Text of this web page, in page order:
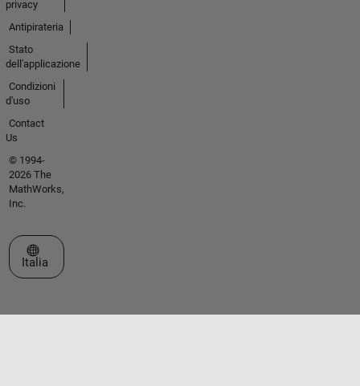
privacy
Antipirateria
Stato
dell'applicazione
Condizioni
d'uso
Contact
Us
© 1994-
2026 The
MathWorks,
Inc.
Seleziona un sito web
Italia